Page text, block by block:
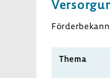
Thema